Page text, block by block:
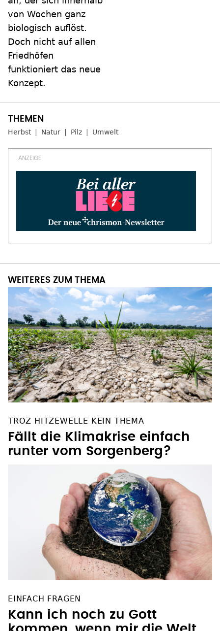
von Wochen ganz
biologisch auflöst.
Doch nicht auf allen
Friedhöfen
funktioniert das neue
Konzept.
Herbst Natur Pilz Umwelt
WEITERES ZUM THEMA
TROZ HITZEWELLE KEIN THEMA
Fällt die Klimakrise einfach
runter vom Sorgenberg?
EINFACH FRAGEN
Kann ich noch zu Gott